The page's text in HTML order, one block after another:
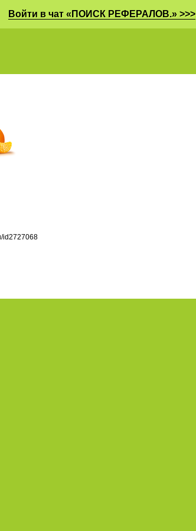
Войти в чат «ПОИСК РЕФЕРАЛОВ.» >>>
id2727068